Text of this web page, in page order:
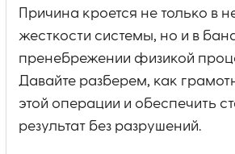
Причина кроется не только в
жесткости системы, но и в
пренебрежении физикой
Давайте разберем, как
этой операции и обеспечить
результат без разрушений.